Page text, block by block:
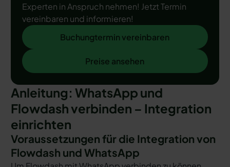
Experten in Anspruch nehmen! Jetzt Termin
vereinbaren und informieren!
Buchungtermin vereinbaren
Buchungtermin vereinbaren
Preise ansehen
Preise ansehen
Anleitung: WhatsApp und
Flowdash verbinden – Integration
einrichten
Voraussetzungen für die Integration von
Flowdash und WhatsApp